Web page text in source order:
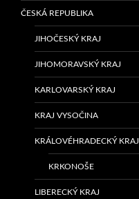
ČESKÁ REPUBLIKA
JIHOČESKÝ KRAJ
JIHOMORAVSKÝ KRAJ
KARLOVARSKÝ KRAJ
KRAJ VYSOČINA
KRÁLOVÉHRADECKÝ KRAJ
KRKONOŠE
LIBERECKÝ KRAJ